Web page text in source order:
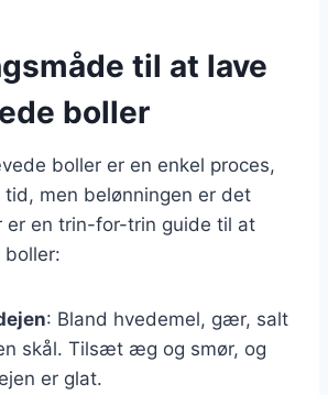
til at lave
boller
boller er en enkel proces,
men belønningen er det
er en trin-for-trin guide til at
boller:
: Bland hvedemel, gær, salt
skål. Tilsæt æg og smør, og
er glat.